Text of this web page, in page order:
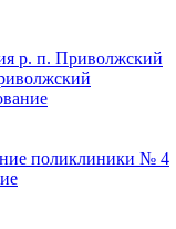
р. п. Приволжский
поликлиники № 4